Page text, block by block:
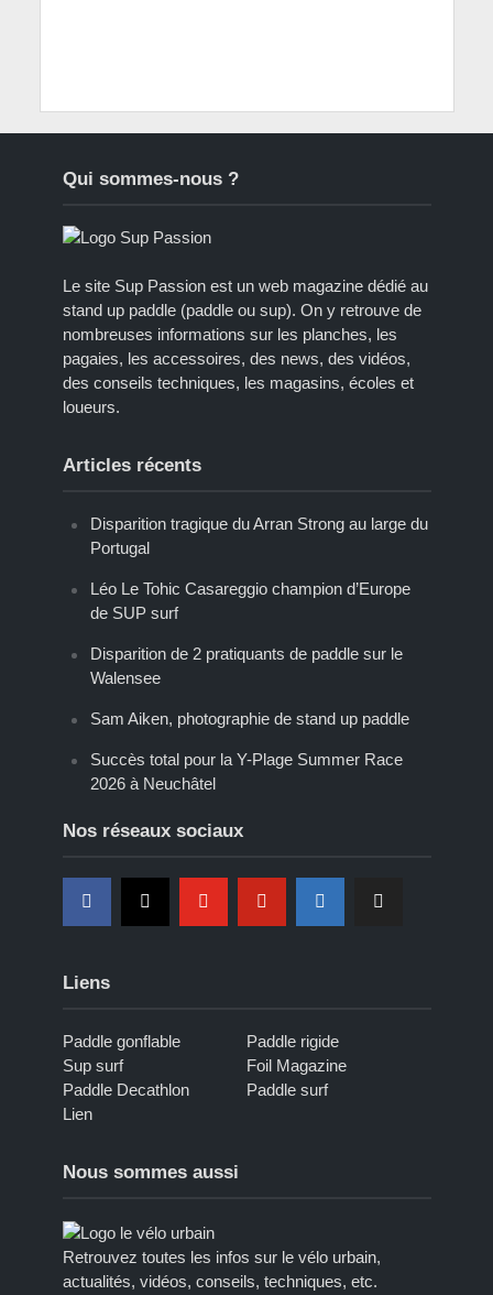
Qui sommes-nous ?
Le site Sup Passion est un web magazine dédié au
stand up paddle (paddle ou sup). On y retrouve de
nombreuses informations sur les planches, les
pagaies, les accessoires, des news, des vidéos,
des conseils techniques, les magasins, écoles et
loueurs.
Articles récents
Disparition tragique du Arran Strong au large du
Portugal
Léo Le Tohic Casareggio champion d’Europe
de SUP surf
Disparition de 2 pratiquants de paddle sur le
Walensee
Sam Aiken, photographie de stand up paddle
Succès total pour la Y-Plage Summer Race
2026 à Neuchâtel
Nos réseaux sociaux
Liens
Paddle gonflable
Paddle rigide
Sup surf
Foil Magazine
Paddle Decathlon
Paddle surf
Lien
Nous sommes aussi
Retrouvez toutes les infos sur le vélo urbain,
actualités, vidéos, conseils, techniques, etc.